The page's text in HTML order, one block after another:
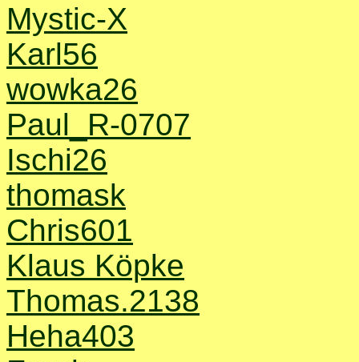
Mystic-X
Karl56
wowka26
Paul_R-0707
Ischi26
thomask
Chris601
Klaus Köpke
Thomas.2138
Heha403